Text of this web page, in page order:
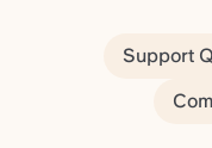
Support